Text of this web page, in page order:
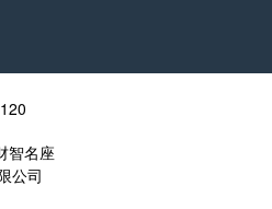
智名座
公司